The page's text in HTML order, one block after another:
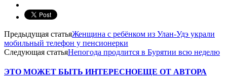
Предыдущая статьяЖенщина с ребёнком из Улан-Удэ украли
мобильный телефон у пенсионерки
Следующая статьяНепогода продлится в Бурятии всю неделю
ЭТО МОЖЕТ БЫТЬ ИНТЕРЕСНОЕЩЕ ОТ АВТОРА